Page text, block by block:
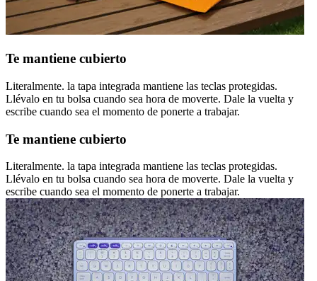
Te mantiene cubierto
Literalmente. la tapa integrada mantiene las teclas protegidas.
Llévalo en tu bolsa cuando sea hora de moverte. Dale la vuelta y
escribe cuando sea el momento de ponerte a trabajar.
Te mantiene cubierto
Literalmente. la tapa integrada mantiene las teclas protegidas.
Llévalo en tu bolsa cuando sea hora de moverte. Dale la vuelta y
escribe cuando sea el momento de ponerte a trabajar.